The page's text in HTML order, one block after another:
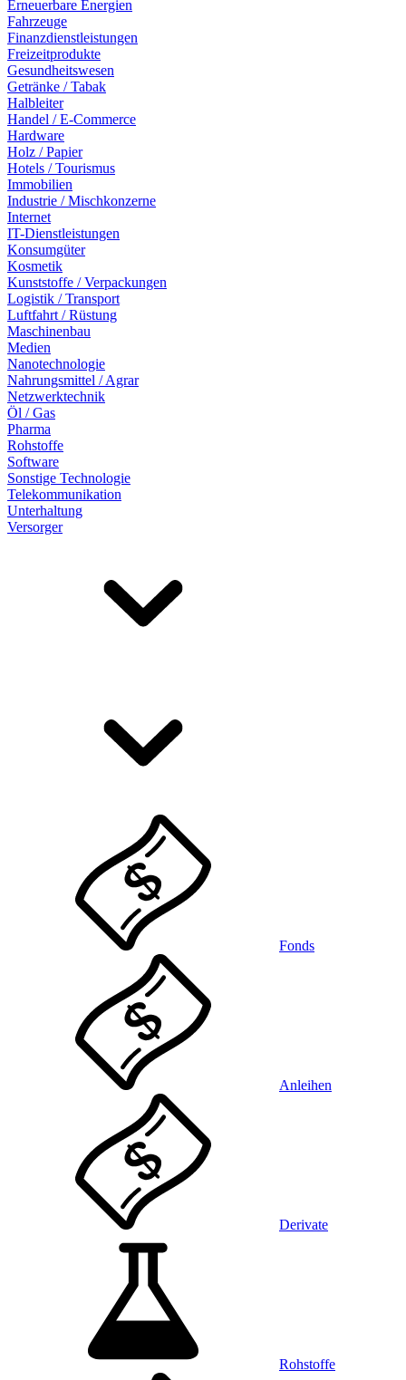
Erneuerbare Energien
Fahrzeuge
Finanzdienstleistungen
Freizeitprodukte
Gesundheitswesen
Getränke / Tabak
Halbleiter
Handel / E-Commerce
Hardware
Holz / Papier
Hotels / Tourismus
Immobilien
Industrie / Mischkonzerne
Internet
IT-Dienstleistungen
Konsumgüter
Kosmetik
Kunststoffe / Verpackungen
Logistik / Transport
Luftfahrt / Rüstung
Maschinenbau
Medien
Nanotechnologie
Nahrungsmittel / Agrar
Netzwerktechnik
Öl / Gas
Pharma
Rohstoffe
Software
Sonstige Technologie
Telekommunikation
Unterhaltung
Versorger
Fonds
Anleihen
Derivate
Rohstoffe